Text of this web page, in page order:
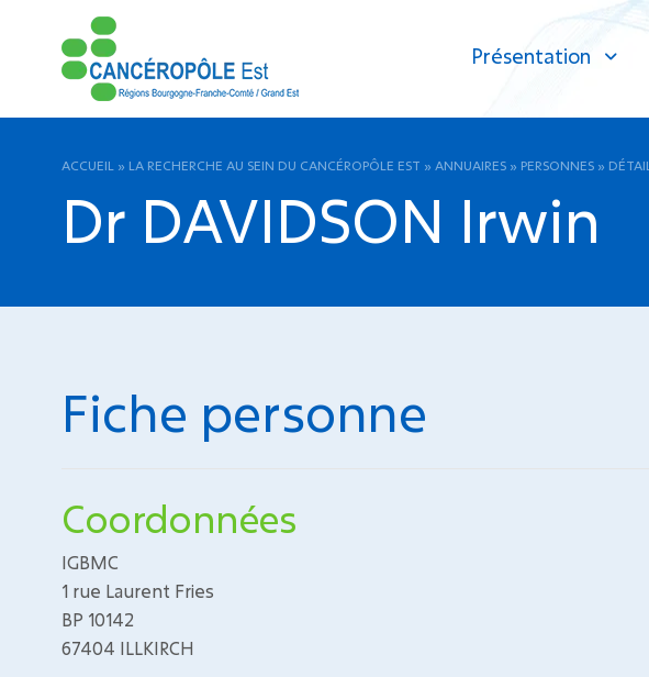
Présentation
ACCUEIL » LA RECHERCHE AU SEIN DU CANCÉROPÔLE EST » ANNUAIRES » PERSONNES » DÉTAIL
Dr DAVIDSON Irwin
Fiche personne
Coordonnées
IGBMC
1 rue Laurent Fries
BP 10142
67404 ILLKIRCH